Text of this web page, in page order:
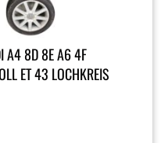
A4 8D 8E A6 4F
ET 43 LOCHKREIS